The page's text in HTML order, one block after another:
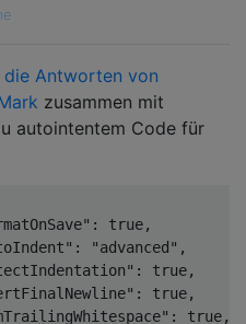
die Antworten von
zusammen mit
autointentem Code für
: true,
: "advanced" ,
: true,
: true,
: true,